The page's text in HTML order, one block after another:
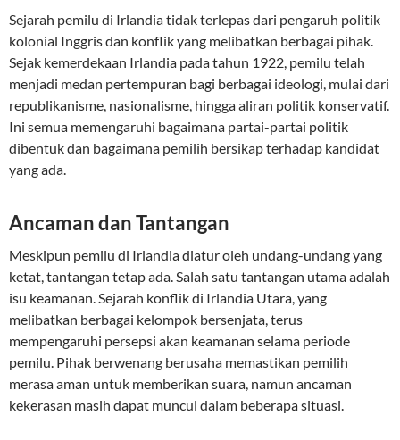
Sejarah pemilu di Irlandia tidak terlepas dari pengaruh politik
kolonial Inggris dan konflik yang melibatkan berbagai pihak.
Sejak kemerdekaan Irlandia pada tahun 1922, pemilu telah
menjadi medan pertempuran bagi berbagai ideologi, mulai dari
republikanisme, nasionalisme, hingga aliran politik konservatif.
Ini semua memengaruhi bagaimana partai-partai politik
dibentuk dan bagaimana pemilih bersikap terhadap kandidat
yang ada.
Ancaman dan Tantangan
Meskipun pemilu di Irlandia diatur oleh undang-undang yang
ketat, tantangan tetap ada. Salah satu tantangan utama adalah
isu keamanan. Sejarah konflik di Irlandia Utara, yang
melibatkan berbagai kelompok bersenjata, terus
mempengaruhi persepsi akan keamanan selama periode
pemilu. Pihak berwenang berusaha memastikan pemilih
merasa aman untuk memberikan suara, namun ancaman
kekerasan masih dapat muncul dalam beberapa situasi.